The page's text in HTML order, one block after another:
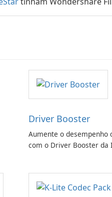
Driver Booster
Aumente o desempenho
com o Driver Booster da